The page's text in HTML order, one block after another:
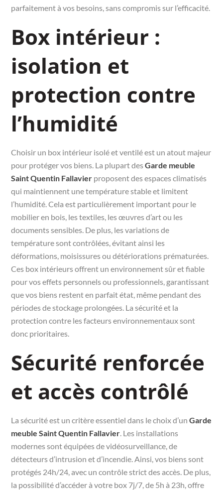
parfaitement à vos besoins, sans compromis sur l’efficacité.
Box intérieur :
isolation et
protection contre
l’humidité
Choisir un box intérieur isolé et ventilé est un atout majeur
pour protéger vos biens. La plupart desGarde meuble
Saint Quentin Fallavier proposent des espaces climatisés
qui maintiennent une température stable et limitent
l’humidité. Cela est particulièrement important pour le
mobilier en bois, les textiles, les œuvres d’art ou les
documents sensibles. De plus, les variations de
température sont contrôlées, évitant ainsi les
déformations, moisissures ou détériorations prématurées.
Ces box intérieurs offrent un environnement sûr et fiable
pour vos effets personnels ou professionnels, garantissant
que vos biens restent en parfait état, même pendant des
périodes de stockage prolongées. La sécurité et la
protection contre les facteurs environnementaux sont
donc prioritaires.
Sécurité renforcée
et accès contrôlé
La sécurité est un critère essentiel dans le choix d’unGarde
meuble Saint Quentin Fallavier. Les installations
modernes sont équipées de vidéosurveillance, de
détecteurs d’intrusion et d’incendie. Ainsi, vos biens sont
protégés 24h/24, avec un contrôle strict des accès. De plus,
la possibilité d’accéder à votre box 7j/7, de 5h à 23h, offre